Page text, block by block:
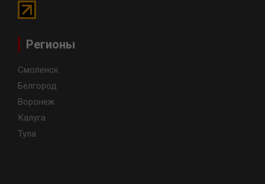
Регионы
Смоленск
Белгород
Воронеж
Калуга
Тула